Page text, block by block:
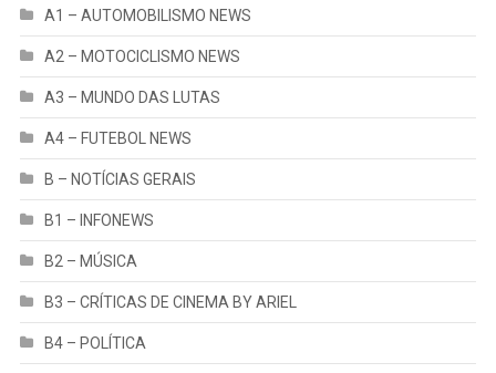
A1 – AUTOMOBILISMO NEWS
A2 – MOTOCICLISMO NEWS
A3 – MUNDO DAS LUTAS
A4 – FUTEBOL NEWS
B – NOTÍCIAS GERAIS
B1 – INFONEWS
B2 – MÚSICA
B3 – CRÍTICAS DE CINEMA BY ARIEL
B4 – POLÍTICA